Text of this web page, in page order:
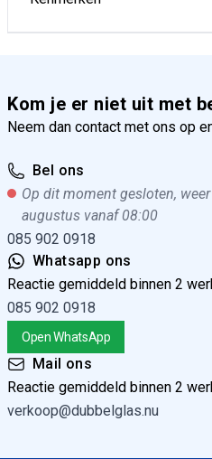
Kom je er niet uit met
Neem dan contact met ons op
Bel ons
Op dit moment gesloten,
augustus vanaf 08:00
085 902 0918
Whatsapp ons
Reactie gemiddeld binnen 2
085 902 0918
Open WhatsApp
Mail ons
Reactie gemiddeld binnen 2
verkoop@dubbelglas.nu